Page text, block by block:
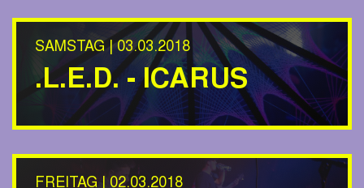
SAMSTAG | 03.03.2018
.L.E.D. - ICARUS
FREITAG | 02.03.2018